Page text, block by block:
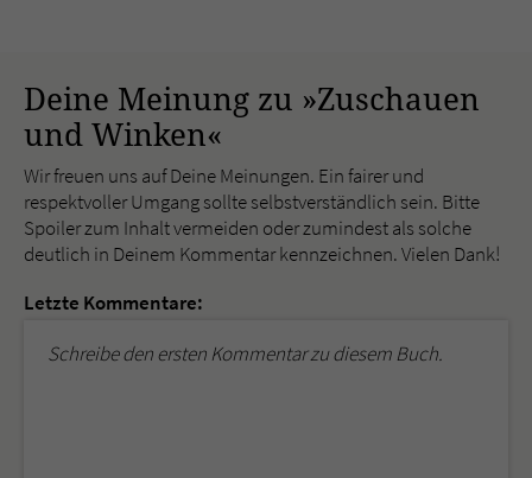
Deine Meinung zu »Zuschauen
und Winken«
Wir freuen uns auf Deine Meinungen. Ein fairer und
respektvoller Umgang sollte selbstverständlich sein. Bitte
Spoiler zum Inhalt vermeiden oder zumindest als solche
deutlich in Deinem Kommentar kennzeichnen. Vielen Dank!
Letzte Kommentare:
Schreibe den ersten Kommentar zu diesem Buch.